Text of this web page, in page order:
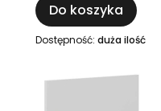
Do koszyka
Dostępność: duża ilość